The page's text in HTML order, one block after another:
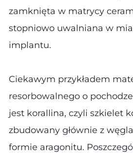
zamknięta w matrycy
stopniowo uwalniana w
implantu.
Ciekawym przykładem
resorbowalnego o
jest korallina, czyli szkielet
zbudowany głównie z
formie aragonitu.